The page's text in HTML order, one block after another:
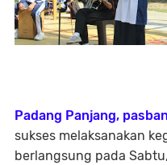
Padang Panjang,
sukses melaksanakan
berlangsung pada